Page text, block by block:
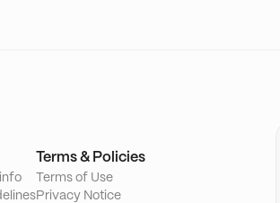
Terms & Policies
Terms of Use
Privacy Notice